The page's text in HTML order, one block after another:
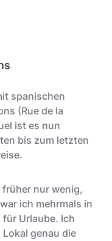
spanischen
(Rue de la
ist es nun
bis zum letzten
nur wenig,
ich mehrmals in
Urlaube. Ich
genau die